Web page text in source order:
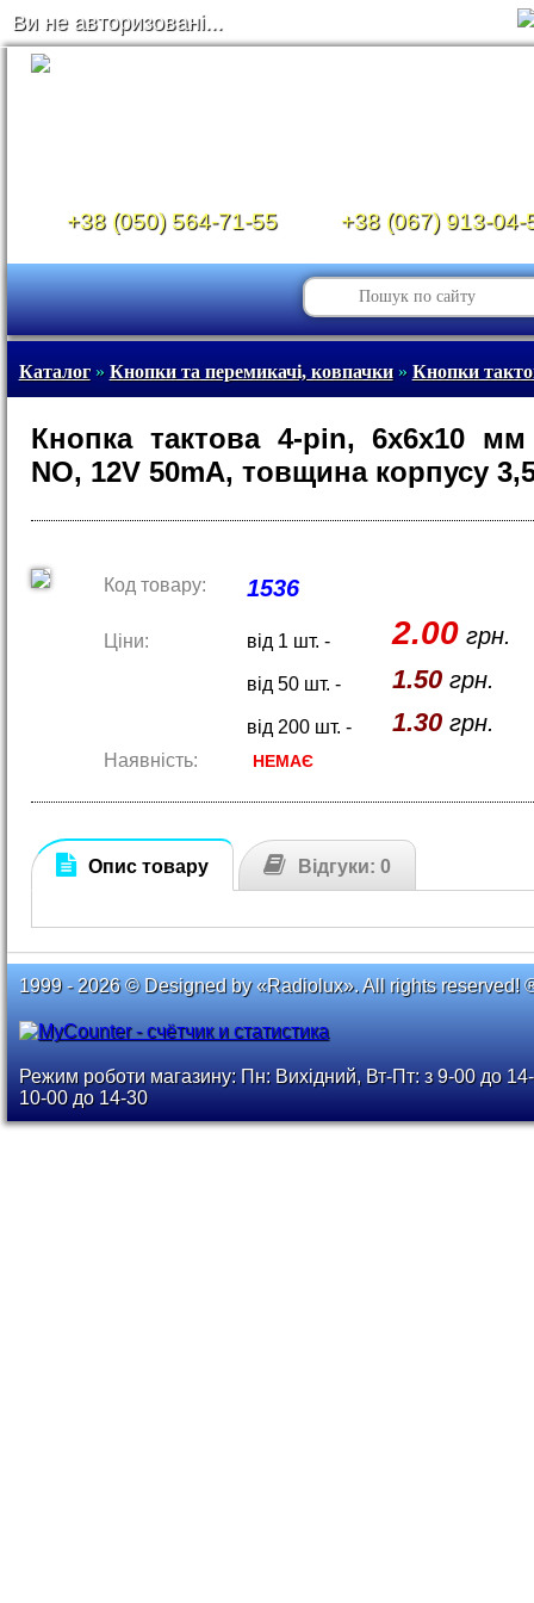
Ви не авторизовані...
+38 (050) 564-71-55 +38 (067) 913-04-
Каталог» Кнопки та перемикачі, ковпачки» Кнопки
Кнопка тактова 4-pin, 6x6x10 мм
NO, 12V 50mA, товщина корпусу
Код товару: 1536
Ціни: від 1 шт. - 2.00грн.
від 50 шт. - 1.50грн.
від 200 шт. - 1.30грн.
Наявність: НЕМАЄ
Опис товару Відгуки: 0
1999 - 2026 © Designed by «Radiolux». All rights reserved!
Режим роботи магазину: Пн: Вихідний, Вт-Пт: з 9-00 до
10-00 до 14-30